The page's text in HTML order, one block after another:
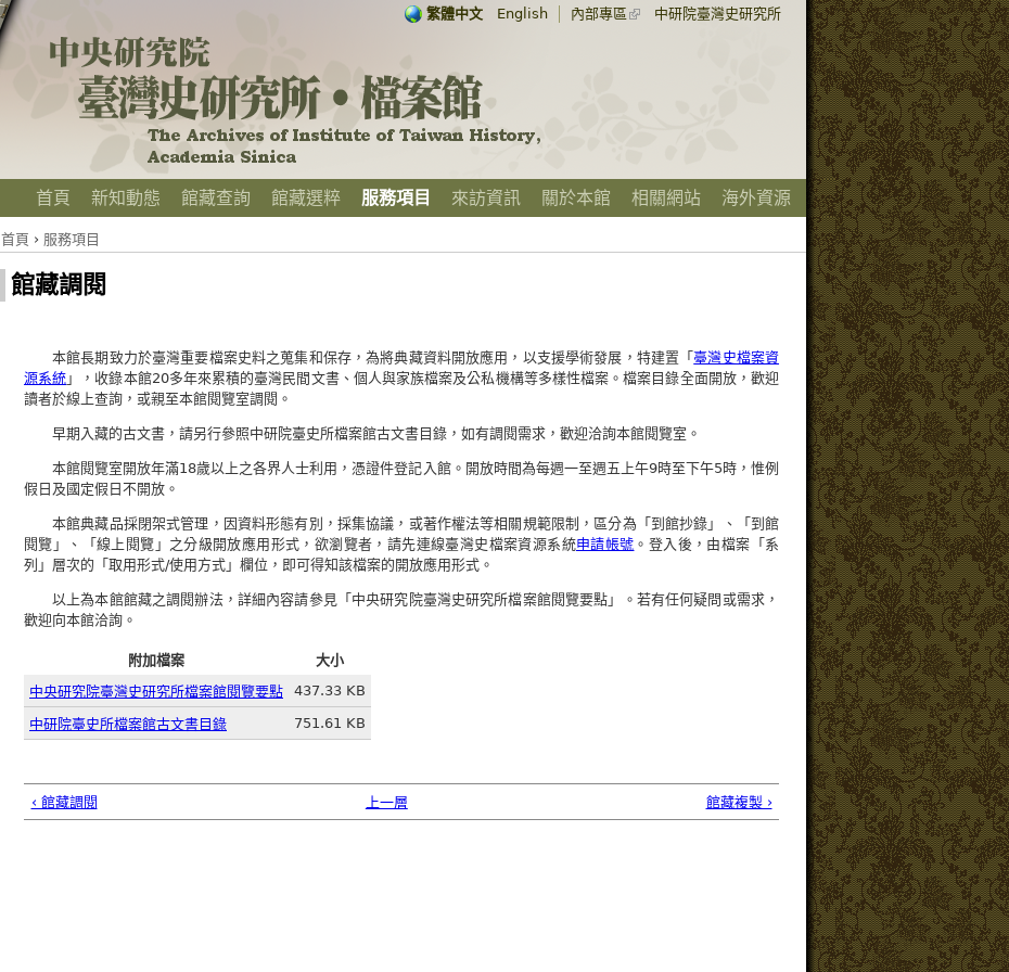
內部專區 中研院臺灣史研究所
繁體中文 English
首頁 新知動態 館藏查詢 館藏選粹 服務項目 來訪資訊 關於本館 相關網站 海外資源
首頁 › 服務項目
館藏調閱
本館長期致力於臺灣重要檔案史料之蒐集和保存，為將典藏資料開放應用，以支援學術發展，特建置「臺灣史檔案資
源系統 」，收錄本館20多年來累積的臺灣民間文書、個人與家族檔案及公私機構等多樣性檔案。檔案目錄全面開放，歡迎
讀者於線上查詢，或親至本館閱覽室調閱。
早期入藏的古文書，請另行參照中研院臺史所檔案館古文書目錄，如有調閱需求，歡迎洽詢本館閱覽室。
本館閱覽室開放年滿18歲以上之各界人士利用，憑證件登記入館。開放時間為每週一至週五上午9時至下午5時，惟例
假日及國定假日不開放。
本館典藏品採閉架式管理，因資料形態有別，採集協議，或著作權法等相關規範限制，區分為「到館抄錄」、「到館
閱覽」、「線上閱覽」之分級開放應用形式，欲瀏覽者，請先連線臺灣史檔案資源系統申請帳號 。登入後，由檔案「系
列」層次的「取用形式/使用方式」欄位，即可得知該檔案的開放應用形式。
以上為本館館藏之調閱辦法，詳細內容請參見「中央研究院臺灣史研究所檔案館閱覽要點」。若有任何疑問或需求，
歡迎向本館洽詢。
附加檔案
大小
中央研究院臺灣史研究所檔案館閱覽要點
437.33 KB
中研院臺史所檔案館古文書目錄 751.61 KB
‹ 館藏調閱 上一層 館藏複製 ›